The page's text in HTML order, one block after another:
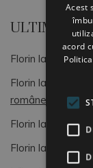
ULTIMELE
Florin la
Florin la
românească (4)
Florin la
Florin la
Acest
acord